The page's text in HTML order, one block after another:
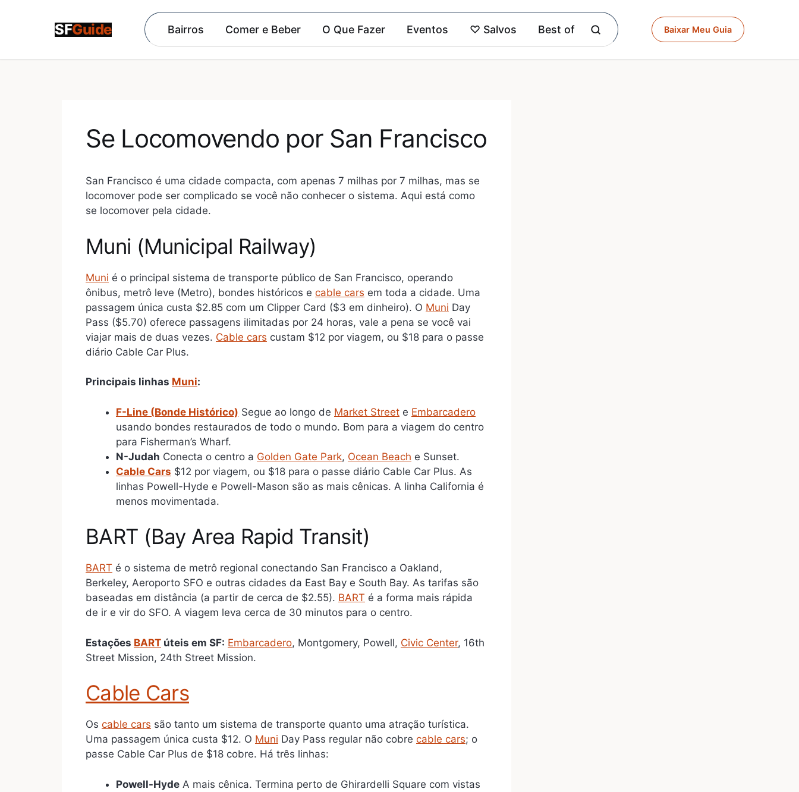
Bairros Comer e Beber O Que Fazer Eventos ♡ Salvos Best of Baixar Meu Guia
Se Locomovendo por San Francisco
San Francisco é uma cidade compacta, com apenas 7 milhas por 7 milhas, mas se
locomover pode ser complicado se você não conhecer o sistema. Aqui está como
se locomover pela cidade.
Muni (Municipal Railway)
Muni é o principal sistema de transporte público de San Francisco, operando
ônibus, metrô leve (Metro), bondes históricos e cable cars em toda a cidade. Uma
passagem única custa $2.85 com um Clipper Card ($3 em dinheiro). O Muni Day
Pass ($5.70) oferece passagens ilimitadas por 24 horas, vale a pena se você vai
viajar mais de duas vezes. Cable cars custam $12 por viagem, ou $18 para o passe
diário Cable Car Plus.
Principais linhas Muni:
F-Line (Bonde Histórico) Segue ao longo de Market Street e Embarcadero
usando bondes restaurados de todo o mundo. Bom para a viagem do centro
para Fisherman’s Wharf.
N-Judah Conecta o centro a Golden Gate Park, Ocean Beach e Sunset.
Cable Cars $12 por viagem, ou $18 para o passe diário Cable Car Plus. As
linhas Powell-Hyde e Powell-Mason são as mais cênicas. A linha California é
menos movimentada.
BART (Bay Area Rapid Transit)
BART é o sistema de metrô regional conectando San Francisco a Oakland,
Berkeley, Aeroporto SFO e outras cidades da East Bay e South Bay. As tarifas são
baseadas em distância (a partir de cerca de $2.55). BART é a forma mais rápida
de ir e vir do SFO. A viagem leva cerca de 30 minutos para o centro.
Estações BART úteis em SF: Embarcadero, Montgomery, Powell, Civic Center, 16th
Street Mission, 24th Street Mission.
Cable Cars
Os cable cars são tanto um sistema de transporte quanto uma atração turística.
Uma passagem única custa $12. O Muni Day Pass regular não cobre cable cars; o
passe Cable Car Plus de $18 cobre. Há três linhas:
Powell-Hyde A mais cênica. Termina perto de Ghirardelli Square com vistas